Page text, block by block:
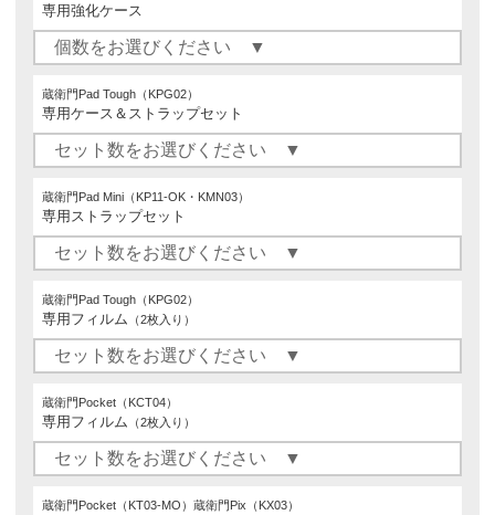
専用強化ケース
蔵衛門Pad Tough（KPG02）
専用ケース＆ストラップセット
蔵衛門Pad Mini（KP11-OK・KMN03）
専用ストラップセット
蔵衛門Pad Tough（KPG02）
専用フィルム （2枚入り）
蔵衛門Pocket（KCT04）
専用フィルム （2枚入り）
蔵衛門Pocket（KT03-MO）蔵衛門Pix（KX03）